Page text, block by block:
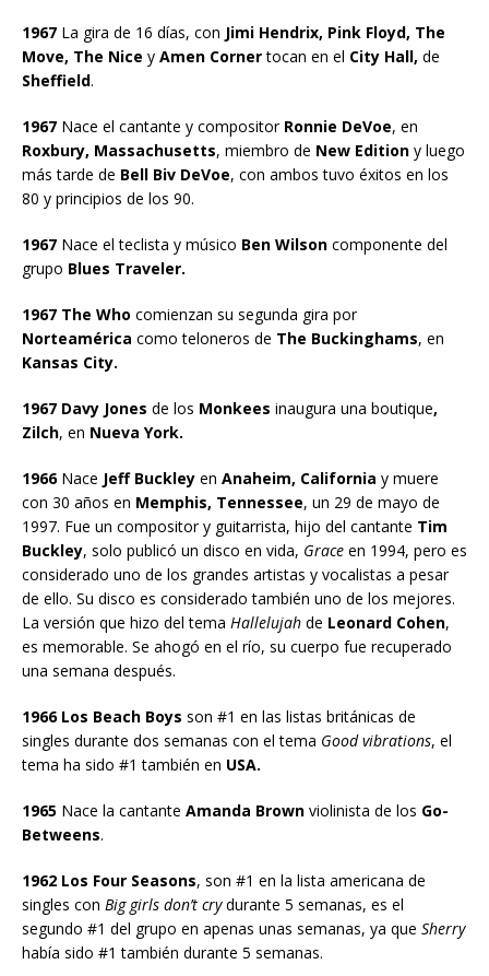
1967 La gira de 16 días, con Jimi Hendrix, Pink Floyd, The
Move, The Nice y Amen Cornertocan en el City Hall, de
Sheffield.
1967 Nace el cantante y compositor Ronnie DeVoe, en
Roxbury, Massachusetts, miembro de New Edition y luego
más tarde de Bell Biv DeVoe, con ambos tuvo éxitos en los
80 y principios de los 90.
1967 Nace el teclista y músico Ben Wilson componente del
grupo Blues Traveler.
1967 The Who comienzan su segunda gira por
Norteamérica como teloneros de The Buckinghams, en
Kansas City.
1967 Davy Jones de los Monkees inaugura una boutique,
Zilch, en Nueva York.
1966Nace Jeff Buckley en Anaheim, California y muere
con 30 años en Memphis, Tennessee, un 29 de mayo de
1997. Fue un compositor y guitarrista, hijo del cantante Tim
Buckley, solo publicó un disco en vida, Grace en 1994, pero es
considerado uno de los grandes artistas y vocalistas a pesar
de ello. Su disco es considerado también uno de los mejores.
La versión que hizo del tema Hallelujah de Leonard Cohen,
es memorable. Se ahogó en el río, su cuerpo fue recuperado
una semana después.
1966 Los Beach Boys son #1 en las listas británicas de
singles durante dos semanas con el tema Good vibrations, el
tema ha sido #1 también en USA.
1965 Nace la cantante Amanda Brown violinista de los Go-
Betweens.
1962 Los Four Seasons, son #1 en la lista americana de
singles con Big girls don’t crydurante 5 semanas, es el
segundo #1 del grupo en apenas unas semanas, ya que Sherry
había sido #1 también durante 5 semanas.